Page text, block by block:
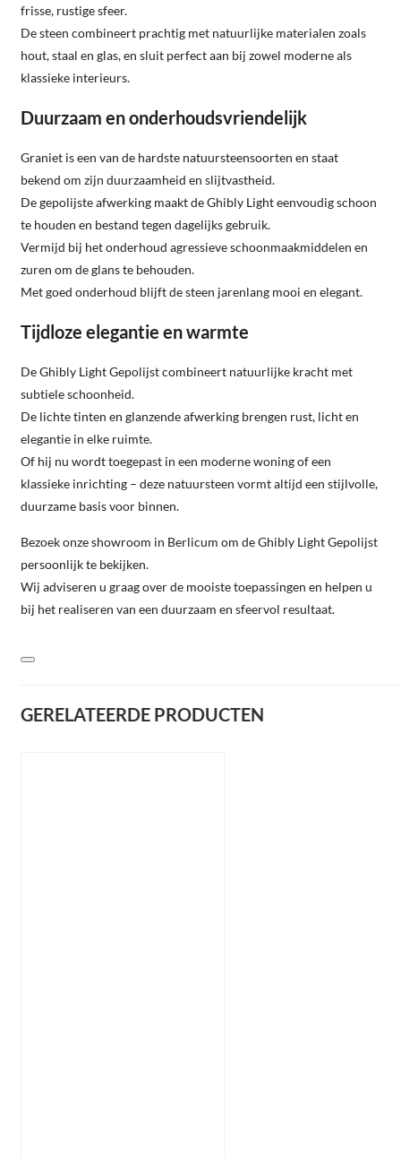
frisse, rustige sfeer.
De steen combineert prachtig met natuurlijke materialen zoals
hout, staal en glas, en sluit perfect aan bij zowel moderne als
klassieke interieurs.
Duurzaam en onderhoudsvriendelijk
Graniet is een van de hardste natuursteensoorten en staat
bekend om zijn duurzaamheid en slijtvastheid.
De gepolijste afwerking maakt de Ghibly Light eenvoudig schoon
te houden en bestand tegen dagelijks gebruik.
Vermijd bij het onderhoud agressieve schoonmaakmiddelen en
zuren om de glans te behouden.
Met goed onderhoud blijft de steen jarenlang mooi en elegant.
Tijdloze elegantie en warmte
De Ghibly Light Gepolijst combineert natuurlijke kracht met
subtiele schoonheid.
De lichte tinten en glanzende afwerking brengen rust, licht en
elegantie in elke ruimte.
Of hij nu wordt toegepast in een moderne woning of een
klassieke inrichting – deze natuursteen vormt altijd een stijlvolle,
duurzame basis voor binnen.
Bezoek onze showroom in Berlicum om de Ghibly Light Gepolijst
persoonlijk te bekijken.
Wij adviseren u graag over de mooiste toepassingen en helpen u
bij het realiseren van een duurzaam en sfeervol resultaat.
GERELATEERDE PRODUCTEN